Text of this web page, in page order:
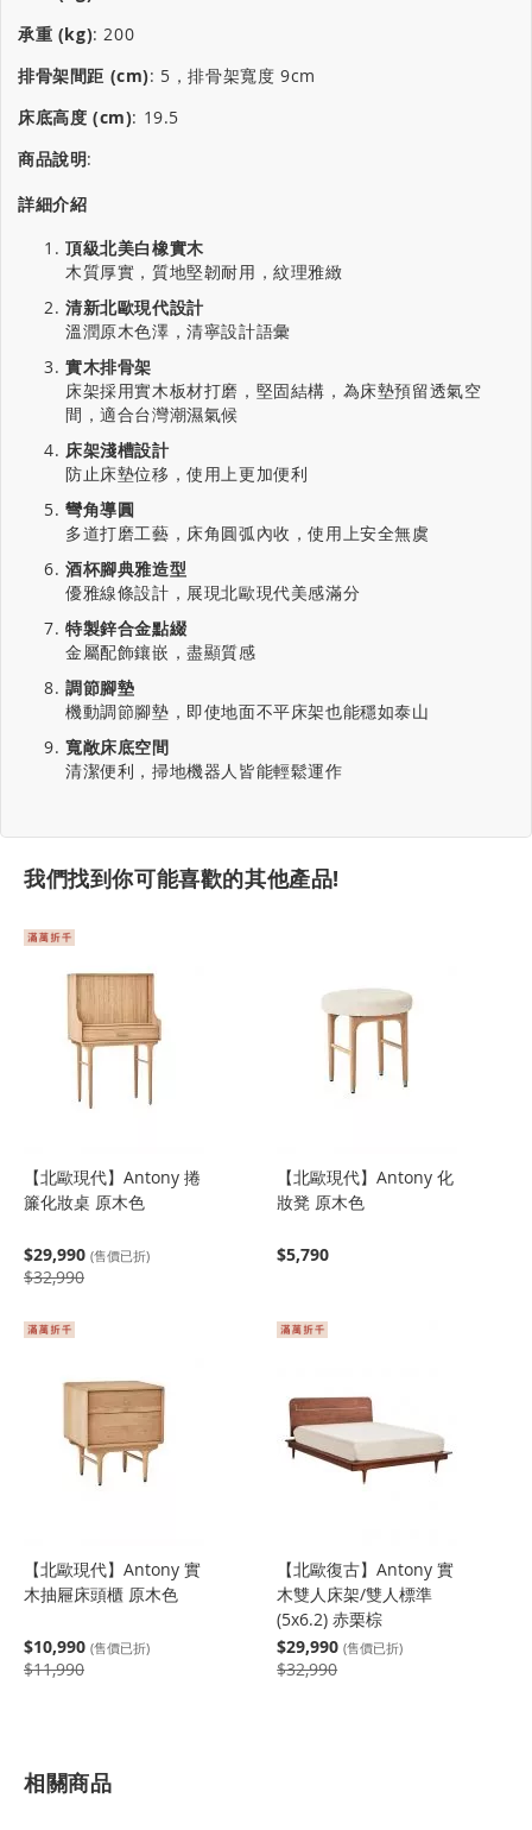
承重 (kg):200
排骨架間距 (cm): 5，排骨架寬度 9cm
床底高度 (cm): 19.5
商品說明:
詳細介紹
頂級北美白橡實木
木質厚實，質地堅韌耐用，紋理雅緻
清新北歐現代設計
溫潤原木色澤，清寧設計語彙
實木排骨架
床架採用實木板材打磨，堅固結構，為床墊預留透氣空
間，適合台灣潮濕氣候
床架淺槽設計
防止床墊位移，使用上更加便利
彎角導圓
多道打磨工藝，床角圓弧內收，使用上安全無虞
酒杯腳典雅造型
優雅線條設計，展現北歐現代美感滿分
特製鋅合金點綴
金屬配飾鑲嵌，盡顯質感
調節腳墊
機動調節腳墊，即使地面不平床架也能穩如泰山
寬敞床底空間
清潔便利，掃地機器人皆能輕鬆運作
我們找到你可能喜歡的其他產品!
【北歐現代】Antony 捲
簾化妝桌 原木色
$29,990 (售價已折)
$32,990
【北歐現代】Antony 化
妝凳 原木色
$5,790
【北歐現代】Antony 實
木抽屜床頭櫃 原木色
$10,990 (售價已折)
$11,990
【北歐復古】Antony 實
木雙人床架/雙人標準
(5x6.2) 赤栗棕
$29,990 (售價已折)
$32,990
相關商品